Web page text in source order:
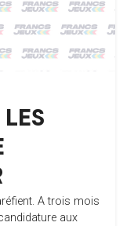
A trois mois
aux